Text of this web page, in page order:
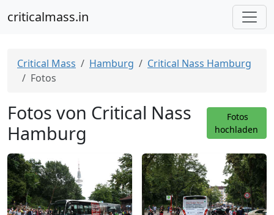
criticalmass.in
Critical Mass Hamburg
Critical Nass Hamburg
Fotos
Fotos von Critical Nass
Hamburg
Fotos
hochladen